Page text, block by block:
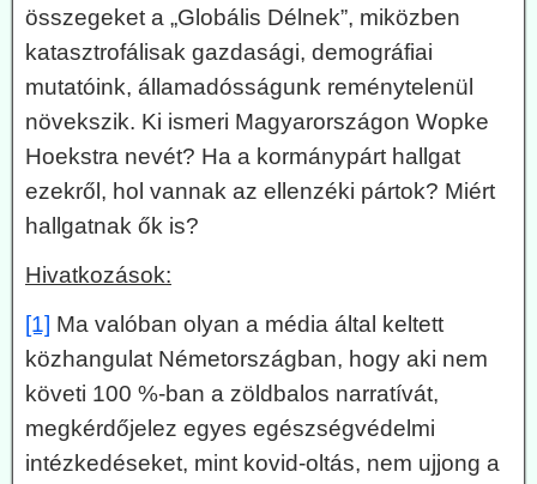
összegeket a „Globális Délnek”, miközben
katasztrofálisak gazdasági, demográfiai
mutatóink, államadósságunk reménytelenül
növekszik. Ki ismeri Magyarországon Wopke
Hoekstra nevét? Ha a kormánypárt hallgat
ezekről, hol vannak az ellenzéki pártok? Miért
hallgatnak ők is?
Hivatkozások:
[1] Ma valóban olyan a média által keltett
közhangulat Németországban, hogy aki nem
követi 100 %-ban a zöldbalos narratívát,
megkérdőjelez egyes egészségvédelmi
intézkedéseket, mint kovid-oltás, nem ujjong a